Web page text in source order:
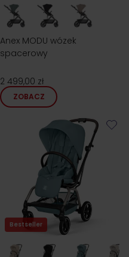
Anex MODU wózek
spacerowy
2 499,00 zł
ZOBACZ
Bestseller